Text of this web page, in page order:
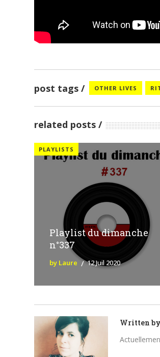
post tags OTHER LIVES
related posts
PLAYLISTS
Playlist du dimanche
n°337
by Laure 12 Juil 2020
Written by